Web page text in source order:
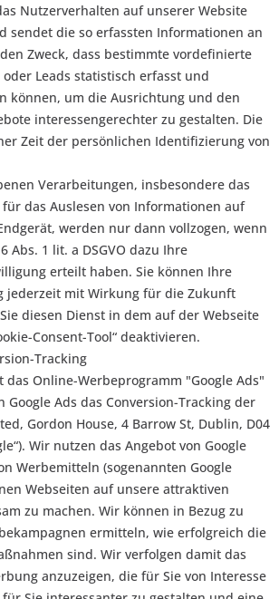
Nutzerverhalten auf unserer Website
sendet die so erfassten Informationen an
Zweck, dass bestimmte vordefinierte
oder Leads statistisch erfasst und
können, um die Ausrichtung und den
interessengerechter zu gestalten. Die
Zeit der persönlichen Identifizierung von
Verarbeitungen, insbesondere das
für das Auslesen von Informationen auf
werden nur dann vollzogen, wenn
Abs. 1 lit. a DSGVO dazu Ihre
erteilt haben. Sie können Ihre
jederzeit mit Wirkung für die Zukunft
diesen Dienst in dem auf der Webseite
Consent-Tool“ deaktivieren.
Tracking
das Online-Werbeprogramm "Google Ads"
Google Ads das Conversion-Tracking der
Gordon House, 4 Barrow St, Dublin, D04
Wir nutzen das Angebot von Google
Werbemitteln (sogenannten Google
Webseiten auf unsere attraktiven
zu machen. Wir können in Bezug zu
ermitteln, wie erfolgreich die
sind. Wir verfolgen damit das
anzuzeigen, die für Sie von Interesse